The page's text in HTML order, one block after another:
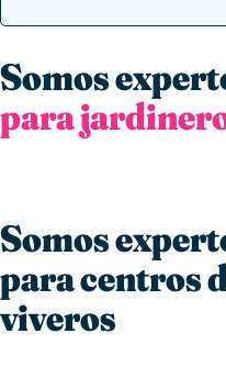
Somos
para
Somos
para centros
viveros